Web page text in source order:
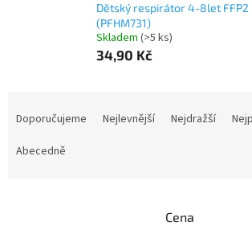
Dětský respirátor 4-8let FFP2
(PFHM731)
Skladem (>5 ks)
34,90 Kč
Doporučujeme Nejlevnější Nejdražší
Abecedně
Cena